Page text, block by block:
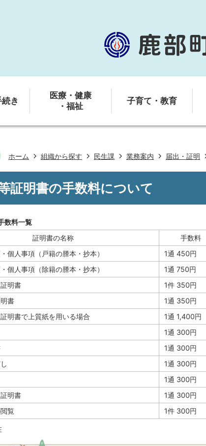
き
医療・健康
・福祉
子育て・教育
ホーム 組織から探す 民生課 業務案内 届出・証明
証明書の手数料について
数料一覧
証明書の名称
手数料
個人事項（戸籍の謄本・抄本）
1通 450円
個人事項（除籍の謄本・抄本）
1通 750円
明書
1件 350円
書
1通 350円
明書で上質紙を用いる場合
1通 1,400円
1通 300円
1通 300円
1通 300円
1通 300円
明書
1通 300円
覧
1件 300円